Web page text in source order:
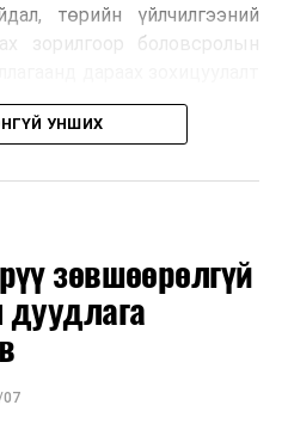
төрийн үйлчилгээний
зорилгоор боловсролын
10–23-ны өдрүүдэд
бүртгэнэ.
17–28-ны өдрүүдэд
бүртгэнэ.
УНШИХ
зөвшөөрөлгүй
дуудлага